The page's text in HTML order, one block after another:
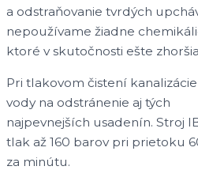
a odstraňovanie tvrdých
nepoužívame žiadne
ktoré v skutočnosti ešte
Pri tlakovom čistení
vody na odstránenie aj tých
najpevnejších usadenín. Stroj
tlak až 160 barov pri prietoku
za minútu.